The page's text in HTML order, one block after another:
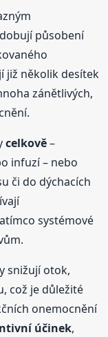
působení
již několik desítek
zánětlivých,
celkově–
infuzí – nebo
či do dýchacích
systémové
snižují otok,
což je důležité
onemocnění
účinek,